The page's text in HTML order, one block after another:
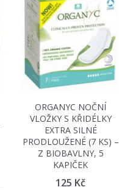
ORGANYC NOČNÍ
VLOŽKY S KŘIDÉLKY
EXTRA SILNÉ
PRODLOUŽENÉ (7 KS) –
Z BIOBAVLNY, 5
KAPIČEK
125 Kč